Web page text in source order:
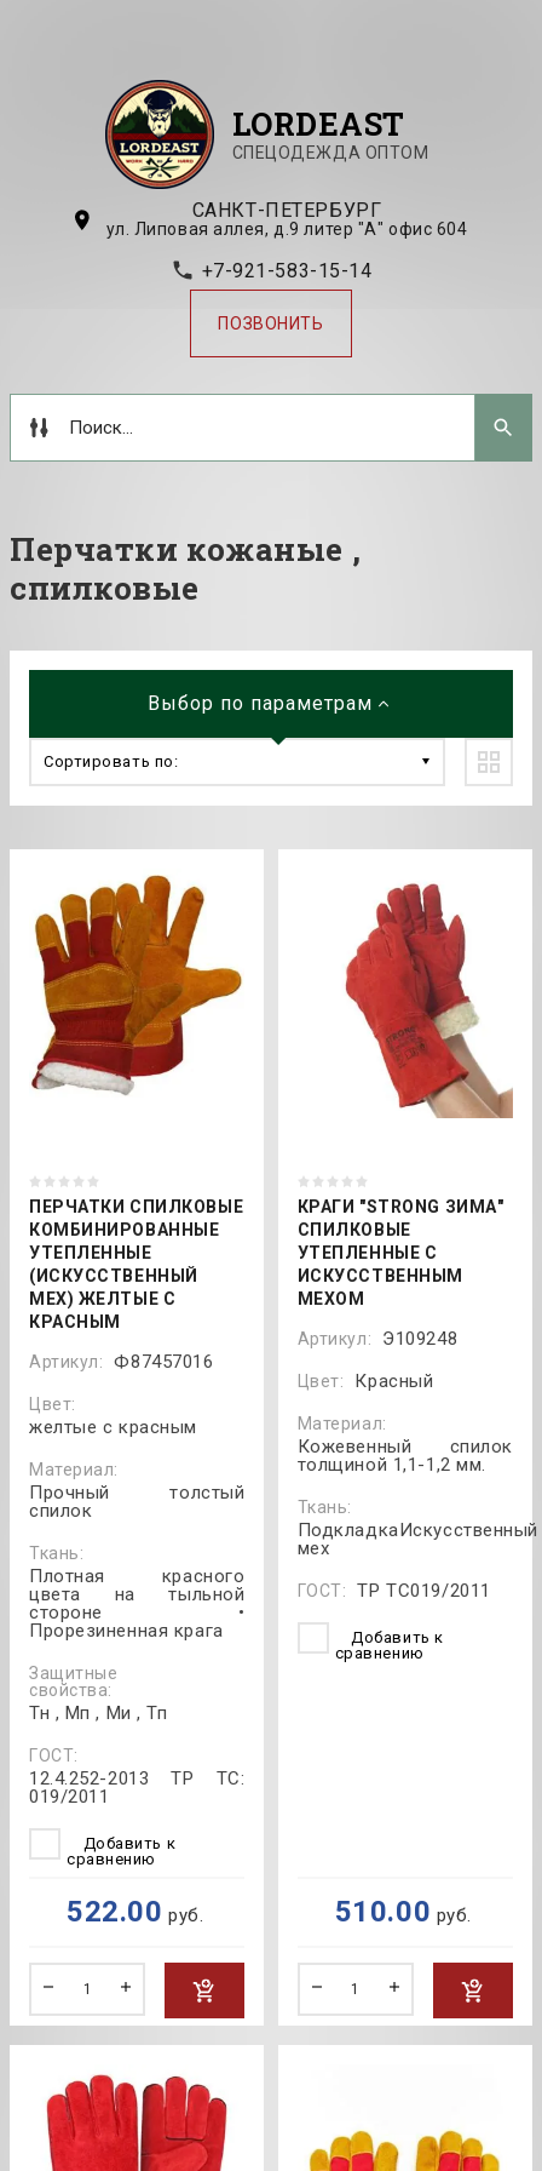
LORDEAST
СПЕЦОДЕЖДА ОПТОМ
САНКТ-ПЕТЕРБУРГ
ул. Липовая аллея, д.9 литер "А" офис 604
+7-921-583-15-14
ПОЗВОНИТЬ
Перчатки кожаные ,
спилковые
Сортировать по:
Выбор по параметрам
ПЕРЧАТКИ СПИЛКОВЫЕ
КОМБИНИРОВАННЫЕ
УТЕПЛЕННЫЕ
(ИСКУССТВЕННЫЙ
МЕХ) ЖЕЛТЫЕ С
КРАСНЫМ
Артикул: Ф87457016
Цвет:
желтые с красным
Материал:
Прочный толстый
спилок
Ткань:
Плотная красного
цвета на тыльной
стороне •
Прорезиненная крага
Защитные
свойства:
Тн , Мп , Ми , Тп
ГОСТ:
12.4.252-2013 ТР ТС:
019/2011
Добавить к
сравнению
522.00 руб.
КРАГИ "STRONG ЗИМА"
СПИЛКОВЫЕ
УТЕПЛЕННЫЕ С
ИСКУССТВЕННЫМ
МЕХОМ
Артикул: Э109248
Цвет: Красный
Материал:
Кожевенный спилок
толщиной 1,1-1,2 мм.
Ткань:
ПодкладкаИскусственный
мех
ГОСТ: ТР ТС019/2011
Добавить к
сравнению
510.00 руб.